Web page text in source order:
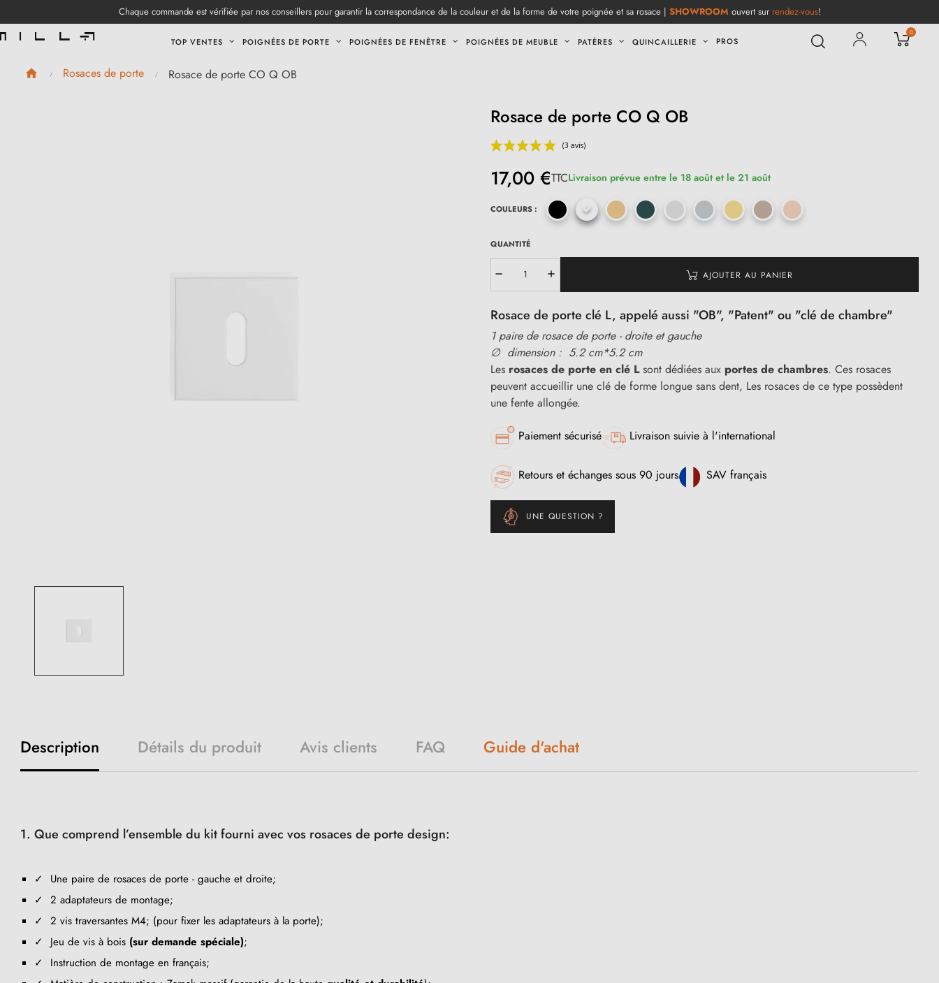
Chaque commande est vérifiée par nos conseillers pour garantir la correspondance de la couleur et de la forme de votre poignée et sa rosace | SHOWROOM ouvert sur rendez-vous!
TOP VENTES POIGNÉES DE PORTE POIGNÉES DE FENÊTRE POIGNÉES DE MEUBLE PATÈRES QUINCAILLERIE PROS
0
Rosaces de porte Rosace de porte CO Q OB
Rosace de porte CO Q OB
(3 avis)
17,00 €TTCLivraison prévue entre le 18 août et le 21 août
COULEURS :
QUANTITÉ
AJOUTER AU PANIER
Rosace de porte clé L, appelé aussi "OB", "Patent" ou "clé de chambre"
1 paire de rosace de porte - droite et gauche
∅ dimension : 5.2 cm*5.2 cm
Les rosaces de porte en clé Lsont dédiées aux portes de chambres. Ces rosaces
peuvent accueillir une clé de forme longue sans dent, Les rosaces de ce type possèdent
une fente allongée.
Paiement sécurisé Livraison suivie à l'international
Retours et échanges sous 90 jours SAV français
UNE QUESTION ?
Description Détails du produit Avis clients FAQ Guide d'achat
1. Que comprend l’ensemble du kit fourni avec vos rosaces de porte design:
✓ Une paire de rosaces de porte - gauche et droite;
✓ 2 adaptateurs de montage;
✓ 2 vis traversantes M4; (pour fixer les adaptateurs à la porte);
✓ Jeu de vis à bois (sur demande spéciale);
✓ Instruction de montage en français;